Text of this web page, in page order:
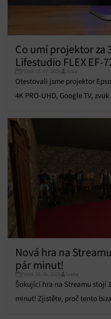
Co umí projektor za
Lifestudio FLEX EF-
Pátek 10. 07. 2026 Julia
Otestovali jsme projektor
4K PRO-UHD, Google TV,
Nová hra na
pár minut!
Pátek 26. 06. 2026 Ivana
Šokující hra na Streamu stojí
minut! Zjistěte, proč tento